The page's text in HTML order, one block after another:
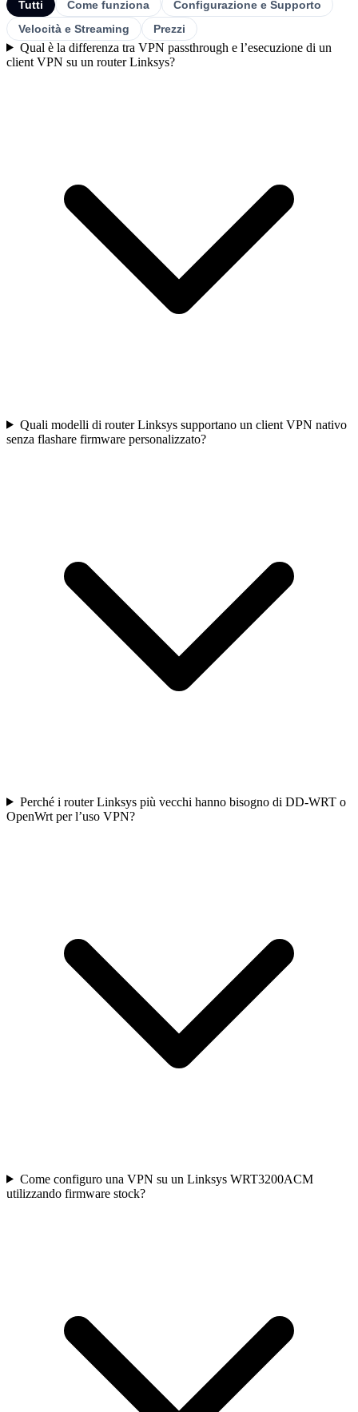
Tutti Come funziona
Configurazione e Supporto
Velocità e Streaming
Prezzi
Qual è la differenza tra VPN passthrough e l’esecuzione di un
client VPN su un router Linksys?
Quali modelli di router Linksys supportano un client VPN nativo
senza flashare firmware personalizzato?
Perché i router Linksys più vecchi hanno bisogno di DD-WRT o
OpenWrt per l’uso VPN?
Come configuro una VPN su un Linksys WRT3200ACM
utilizzando firmware stock?